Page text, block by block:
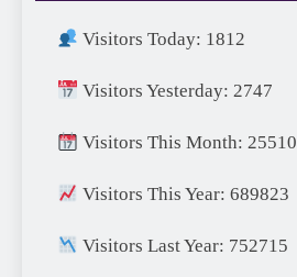
Visitors Today: 1812
Visitors Yesterday: 2747
Visitors This Month: 25510
Visitors This Year: 689823
Visitors Last Year: 752715